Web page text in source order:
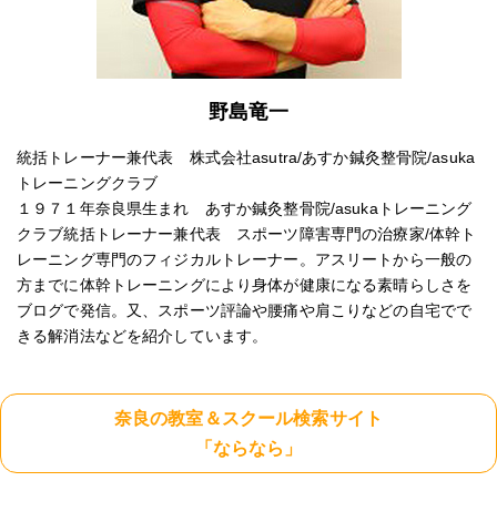
野島竜一
統括トレーナー兼代表 株式会社asutra/あすか鍼灸整骨院/asuka
トレーニングクラブ
１９７１年奈良県生まれ あすか鍼灸整骨院/asukaトレーニング
クラブ統括トレーナー兼代表 スポーツ障害専門の治療家/体幹ト
レーニング専門のフィジカルトレーナー。アスリートから一般の
方までに体幹トレーニングにより身体が健康になる素晴らしさを
ブログで発信。又、スポーツ評論や腰痛や肩こりなどの自宅でで
きる解消法などを紹介しています。
奈良の教室＆スクール検索サイト
「ならなら」